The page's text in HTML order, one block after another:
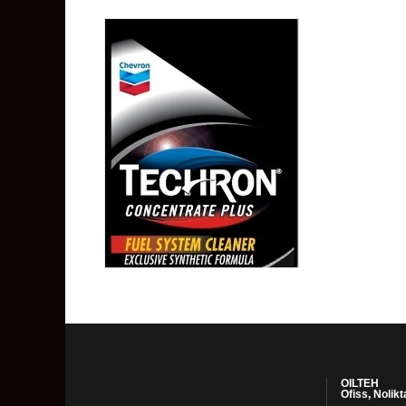
OILTEH
Ofiss,